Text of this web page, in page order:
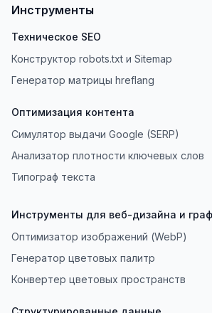
Инструменты
Техническое SEO
Конструктор robots.txt и Sitemap
Генератор матрицы hreflang
Оптимизация контента
Симулятор выдачи Google (SERP)
Анализатор плотности ключевых слов
Типограф текста
Инструменты для веб-дизайна и
Оптимизатор изображений (WebP)
Генератор цветовых палитр
Конвертер цветовых пространств